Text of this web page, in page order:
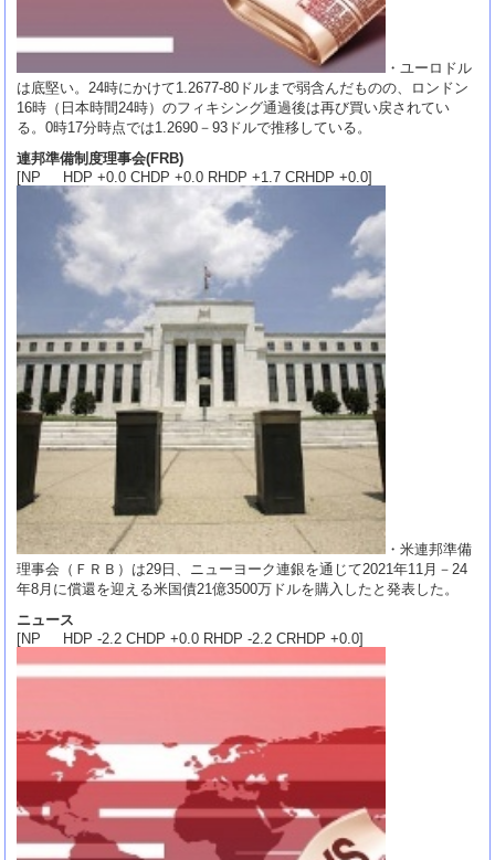
・ユーロドル
は底堅い。24時にかけて1.2677-80ドルまで弱含んだものの、ロンドン
16時（日本時間24時）のフィキシング通過後は再び買い戻されてい
る。0時17分時点では1.2690－93ドルで推移している。
連邦準備制度理事会(FRB)
[NP HDP +0.0 CHDP +0.0 RHDP +1.7 CRHDP +0.0]
・米連邦準備
理事会（ＦＲＢ）は29日、ニューヨーク連銀を通じて2021年11月－24
年8月に償還を迎える米国債21億3500万ドルを購入したと発表した。
ニュース
[NP HDP -2.2 CHDP +0.0 RHDP -2.2 CRHDP +0.0]